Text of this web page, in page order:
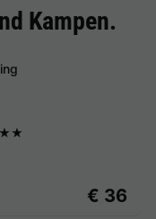
Kampen.
€ 36